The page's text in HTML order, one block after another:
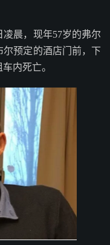
晨，现年57岁的弗尔
预定的酒店门前，下
内死亡。